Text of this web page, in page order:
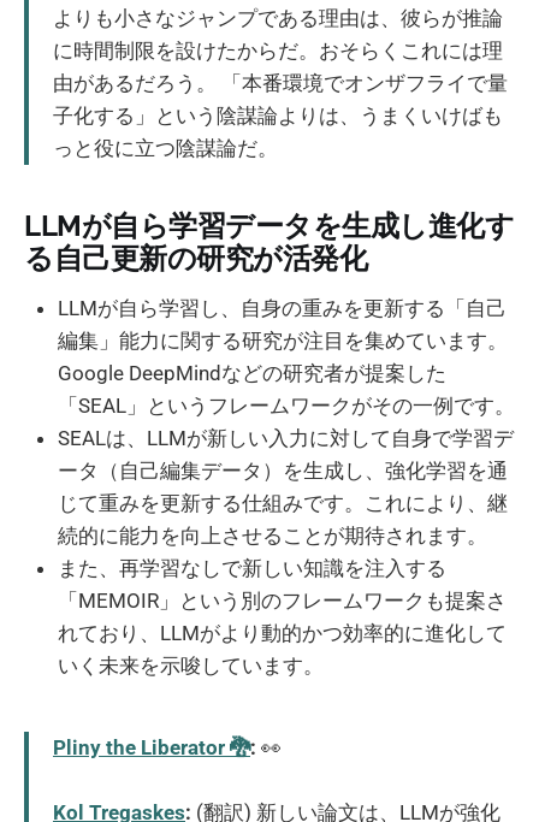
よりも小さなジャンプである理由は、彼らが推論
に時間制限を設けたからだ。おそらくこれには理
由があるだろう。 「本番環境でオンザフライで量
子化する」という陰謀論よりは、うまくいけばも
っと役に立つ陰謀論だ。
LLMが自ら学習データを生成し進化す
る自己更新の研究が活発化
LLMが自ら学習し、自身の重みを更新する「自己
編集」能力に関する研究が注目を集めています。
Google DeepMindなどの研究者が提案した
「SEAL」というフレームワークがその一例です。
SEALは、LLMが新しい入力に対して自身で学習デ
ータ（自己編集データ）を生成し、強化学習を通
じて重みを更新する仕組みです。これにより、継
続的に能力を向上させることが期待されます。
また、再学習なしで新しい知識を注入する
「MEMOIR」という別のフレームワークも提案さ
れており、LLMがより動的かつ効率的に進化して
いく未来を示唆しています。
Pliny the Liberator 🐉󠅫󠄼󠄿󠅆󠄵󠄐󠅀󠄼󠄹󠄾󠅉󠅭: 👀
Kol Tregaskes: (翻訳) 新しい論文は、LLMが強化